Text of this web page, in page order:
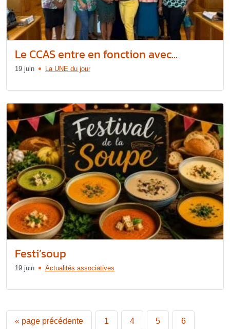
Le CCAS entre en fonction avec...
19 juin La UNE du jour
Festi’soup
19 juin Actualités associatives
« page précédente 1 4 5 6